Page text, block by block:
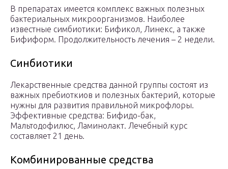
В препаратах имеется комплекс важных полезных
бактериальных микроорганизмов. Наиболее
известные симбиотики: Бификол, Линекс, а также
Бифиформ. Продолжительность лечения – 2 недели.
Синбиотики
Лекарственные средства данной группы состоят из
важных пребиоткиов и полезных бактерий, которые
нужны для развития правильной микрофлоры.
Эффективные средства: Бифидо-бак,
Мальтодофилюс, Ламинолакт. Лечебный курс
составляет 21 день.
Комбинированные средства